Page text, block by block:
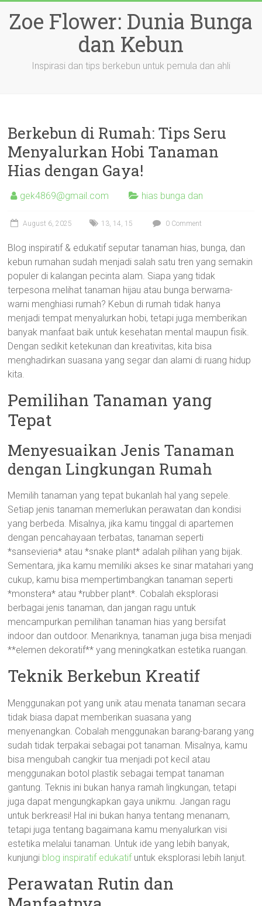
content
Zoe Flower: Dunia Bunga
dan Kebun
Inspirasi dan tips berkebun untuk pemula dan ahli
Berkebun di Rumah: Tips Seru
Menyalurkan Hobi Tanaman
Hias dengan Gaya!
gek4869@gmail.com hias bunga dan
August 6, 2025 13, 14, 15 0 Comment
Blog inspiratif & edukatif seputar tanaman hias, bunga, dan
kebun rumahan sudah menjadi salah satu tren yang semakin
populer di kalangan pecinta alam. Siapa yang tidak
terpesona melihat tanaman hijau atau bunga berwarna-
warni menghiasi rumah? Kebun di rumah tidak hanya
menjadi tempat menyalurkan hobi, tetapi juga memberikan
banyak manfaat baik untuk kesehatan mental maupun fisik.
Dengan sedikit ketekunan dan kreativitas, kita bisa
menghadirkan suasana yang segar dan alami di ruang hidup
kita.
Pemilihan Tanaman yang
Tepat
Menyesuaikan Jenis Tanaman
dengan Lingkungan Rumah
Memilih tanaman yang tepat bukanlah hal yang sepele.
Setiap jenis tanaman memerlukan perawatan dan kondisi
yang berbeda. Misalnya, jika kamu tinggal di apartemen
dengan pencahayaan terbatas, tanaman seperti
*sansevieria* atau *snake plant* adalah pilihan yang bijak.
Sementara, jika kamu memiliki akses ke sinar matahari yang
cukup, kamu bisa mempertimbangkan tanaman seperti
*monstera* atau *rubber plant*. Cobalah eksplorasi
berbagai jenis tanaman, dan jangan ragu untuk
mencampurkan pemilihan tanaman hias yang bersifat
indoor dan outdoor. Menariknya, tanaman juga bisa menjadi
**elemen dekoratif** yang meningkatkan estetika ruangan.
Teknik Berkebun Kreatif
Menggunakan pot yang unik atau menata tanaman secara
tidak biasa dapat memberikan suasana yang
menyenangkan. Cobalah menggunakan barang-barang yang
sudah tidak terpakai sebagai pot tanaman. Misalnya, kamu
bisa mengubah cangkir tua menjadi pot kecil atau
menggunakan botol plastik sebagai tempat tanaman
gantung. Teknis ini bukan hanya ramah lingkungan, tetapi
juga dapat mengungkapkan gaya unikmu. Jangan ragu
untuk berkreasi! Hal ini bukan hanya tentang menanam,
tetapi juga tentang bagaimana kamu menyalurkan visi
estetika melalui tanaman. Untuk ide yang lebih banyak,
kunjungi blog inspiratif edukatifuntuk eksplorasi lebih lanjut.
Perawatan Rutin dan